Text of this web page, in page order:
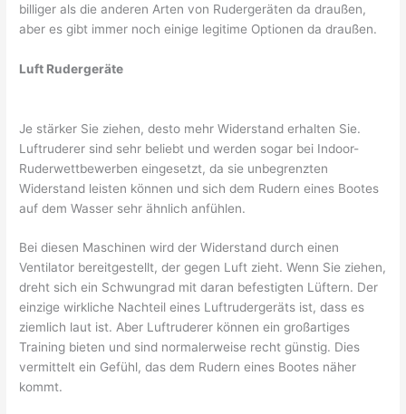
billiger als die anderen Arten von Rudergeräten da draußen,
aber es gibt immer noch einige legitime Optionen da draußen.
Luft Rudergeräte
Je stärker Sie ziehen, desto mehr Widerstand erhalten Sie.
Luftruderer sind sehr beliebt und werden sogar bei Indoor-
Ruderwettbewerben eingesetzt, da sie unbegrenzten
Widerstand leisten können und sich dem Rudern eines Bootes
auf dem Wasser sehr ähnlich anfühlen.
Bei diesen Maschinen wird der Widerstand durch einen
Ventilator bereitgestellt, der gegen Luft zieht. Wenn Sie ziehen,
dreht sich ein Schwungrad mit daran befestigten Lüftern. Der
einzige wirkliche Nachteil eines Luftrudergeräts ist, dass es
ziemlich laut ist. Aber Luftruderer können ein großartiges
Training bieten und sind normalerweise recht günstig. Dies
vermittelt ein Gefühl, das dem Rudern eines Bootes näher
kommt.